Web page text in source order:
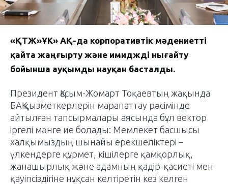
«ҚТЖ»ҰК» АҚ-да корпоративтік мәдениетті
қайта жаңғырту және имиджді нығайту
бойынша ауқымды науқан басталды.
Президент Қасым-Жомарт Тоқаевтың жақында
БАҚ қызметкерлерін марапаттау рәсімінде
айтылған тапсырмалары аясында бұл вектор
іргелі мәнге ие болады: Мемлекет басшысы
халқымыздың шынайы ерекшеліктері –
үлкендерге құрмет, кішілерге қамқорлық,
жанашырлық және адамның қадір-қасиеті мен
қауіпсіздігіне нұқсан келтіретін кез келген